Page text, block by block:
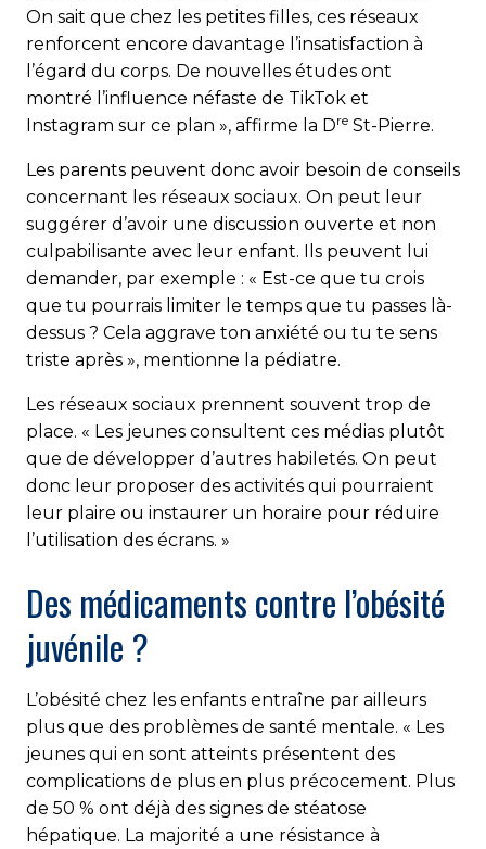
On sait que chez les petites filles, ces réseaux
renforcent encore davantage l’insatisfaction à
l’égard du corps. De nouvelles études ont
montré l’influence néfaste de TikTok et
Instagram sur ce plan », affirme la Dre St-Pierre.
Les parents peuvent donc avoir besoin de conseils
concer­nant les réseaux sociaux. On peut leur
suggérer d’avoir une discussion ouverte et non
culpabilisante avec leur enfant. Ils peuvent lui
demander, par exemple : « Est-ce que tu crois
que tu pourrais limiter le temps que tu passes là-
dessus ? Cela aggrave ton anxiété ou tu te sens
triste après », mentionne la pédiatre.
Les réseaux sociaux prennent souvent trop de
place. « Les jeunes consultent ces médias plutôt
que de développer d’autres habiletés. On peut
donc leur proposer des activités qui pourraient
leur plaire ou instaurer un horaire pour réduire
l’utilisation des écrans. »
Des médicaments contre l’obésité
juvénile ?
L’obésité chez les enfants entraîne par ailleurs
plus que des problèmes de santé mentale. « Les
jeunes qui en sont atteints présentent des
complications de plus en plus précocement. Plus
de 50 % ont déjà des signes de stéatose
hépatique. La majorité a une résistance à